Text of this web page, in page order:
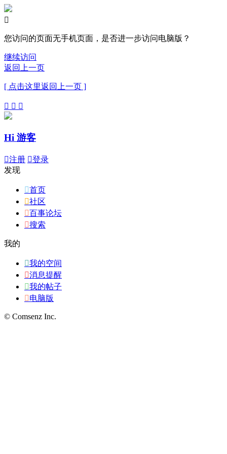

您访问的页面无手机页面，是否进一步访问电脑版？
继续访问
返回上一页
[ 点击这里返回上一页 ]
  
Hi 游客
注册 登录
发现
首页
社区
百事论坛
搜索
我的
我的空间
消息提醒
我的帖子
电脑版
© Comsenz Inc.